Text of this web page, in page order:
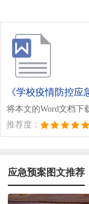
《学校疫情防控应
将本文的Word文档下
推荐度：
应急预案图文推荐